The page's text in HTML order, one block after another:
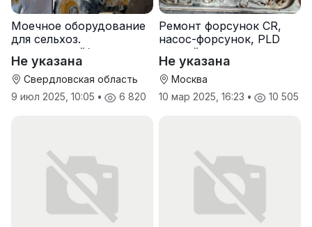
Моечное оборудование
для сельхоз.
предприятий/
фермерских хоз-в
Не указана
Свердловская область
9 июл 2025, 10:05 • 6 820
Ремонт форсунок CR,
насос-форсунок, PLD
секций
Не указана
Москва
10 мар 2025, 16:23 • 10 505